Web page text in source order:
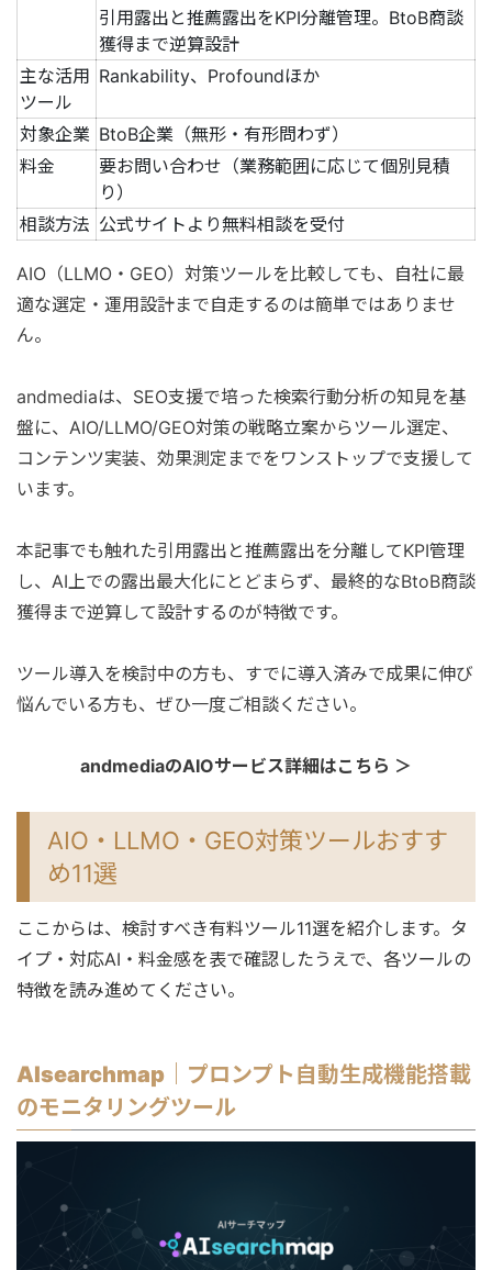
引用露出と推薦露出をKPI分離管理。BtoB商談
獲得まで逆算設計
主な活用
ツール
Rankability、Profoundほか
対象企業 BtoB企業（無形・有形問わず）
料金
要お問い合わせ（業務範囲に応じて個別見積
り）
相談方法 公式サイトより無料相談を受付
AIO（LLMO・GEO）対策ツールを比較しても、自社に最
適な選定・運用設計まで自走するのは簡単ではありませ
ん。
andmediaは、SEO支援で培った検索行動分析の知見を基
盤に、AIO/LLMO/GEO対策の戦略立案からツール選定、
コンテンツ実装、効果測定までをワンストップで支援して
います。
本記事でも触れた引用露出と推薦露出を分離してKPI管理
し、AI上での露出最大化にとどまらず、最終的なBtoB商談
獲得まで逆算して設計するのが特徴です。
ツール導入を検討中の方も、すでに導入済みで成果に伸び
悩んでいる方も、ぜひ一度ご相談ください。
andmediaのAIOサービス詳細はこちら ＞
AIO・LLMO・GEO対策ツールおすす
め11選
ここからは、検討すべき有料ツール11選を紹介します。タ
イプ・対応AI・料金感を表で確認したうえで、各ツールの
特徴を読み進めてください。
AIsearchmap｜プロンプト自動生成機能搭載
のモニタリングツール